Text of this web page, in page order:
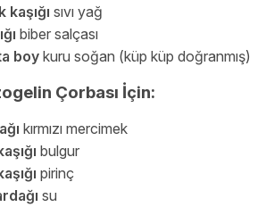
kaşığı sıvı yağ
biber salçası
boy kuru soğan (küp küp doğranmış)
Çorbası İçin:
kırmızı mercimek
bulgur
pirinç
su